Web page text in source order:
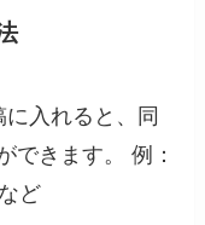
に入れると、同
できます。 例：
ど